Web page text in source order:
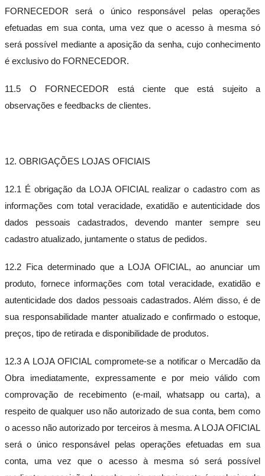
FORNECEDOR será o único responsável pelas operações
efetuadas em sua conta, uma vez que o acesso à mesma só
será possível mediante a aposição da senha, cujo conhecimento
é exclusivo do FORNECEDOR.
11.5 O FORNECEDOR está ciente que está sujeito a
observações e feedbacks de clientes.
12. OBRIGAÇÕES LOJAS OFICIAIS
12.1 É obrigação da LOJA OFICIAL realizar o cadastro com as
informações com total veracidade, exatidão e autenticidade dos
dados pessoais cadastrados, devendo manter sempre seu
cadastro atualizado, juntamente o status de pedidos.
12.2 Fica determinado que a LOJA OFICIAL, ao anunciar um
produto, fornece informações com total veracidade, exatidão e
autenticidade dos dados pessoais cadastrados. Além disso, é de
sua responsabilidade manter atualizado e confirmado o estoque,
preços, tipo de retirada e disponibilidade de produtos.
12.3 A LOJA OFICIAL compromete-se a notificar o Mercadão da
Obra imediatamente, expressamente e por meio válido com
comprovação de recebimento (e-mail, whatsapp ou carta), a
respeito de qualquer uso não autorizado de sua conta, bem como
o acesso não autorizado por terceiros à mesma. A LOJA OFICIAL
será o único responsável pelas operações efetuadas em sua
conta, uma vez que o acesso à mesma só será possível